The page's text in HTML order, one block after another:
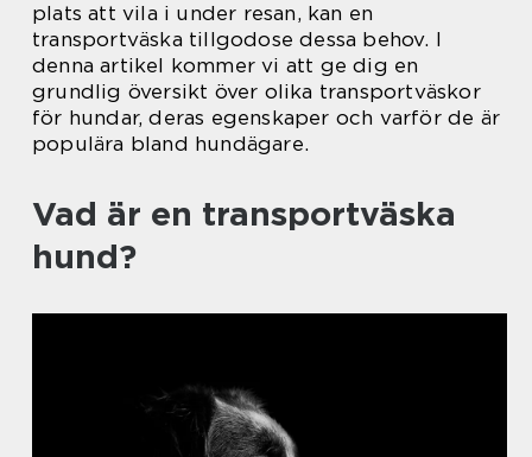
plats att vila i under resan, kan en
transportväska tillgodose dessa behov. I
denna artikel kommer vi att ge dig en
grundlig översikt över olika transportväskor
för hundar, deras egenskaper och varför de är
populära bland hundägare.
Vad är en transportväska
hund?